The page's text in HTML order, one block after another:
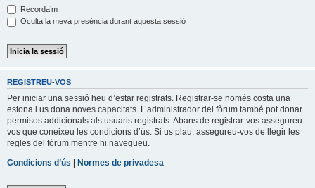
Recorda’m
Oculta la meva presència durant aquesta sessió
REGISTREU-VOS
Per iniciar una sessió heu d’estar registrats. Registrar-se només costa una
estona i us dona noves capacitats. L’administrador del fòrum també pot donar
permisos addicionals als usuaris registrats. Abans de registrar-vos assegureu-
vos que coneixeu les condicions d’ús. Si us plau, assegureu-vos de llegir les
regles del fòrum mentre hi navegueu.
Condicions d’ús
Normes de privadesa